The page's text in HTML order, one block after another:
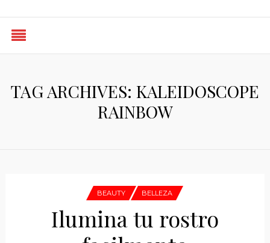
TAG ARCHIVES: KALEIDOSCOPE
RAINBOW
BEAUTY BELLEZA
Ilumina tu rostro